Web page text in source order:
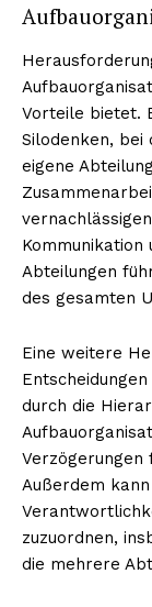
Vorteile bietet.
Silodenken, bei
eigene
Kommunikation
Abteilungen
des gesamten
Eine weitere
durch die
Verzögerungen
Außerdem
zuzuordnen,
die mehrere